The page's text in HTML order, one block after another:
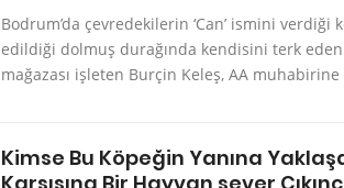
Bodrum’da çevredekilerin ‘Can’ ismini verdiği
edildiği dolmuş durağında kendisini terk
mağazası işleten Burçin Keleş, AA muhabirine
Kimse Bu Köpeğin Yanına